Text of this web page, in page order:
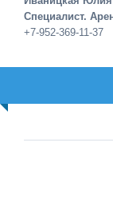
Специалист.
+7-952-369-11-37